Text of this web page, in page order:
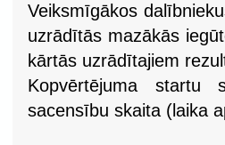
Veiksmīgākos
uzrādītās mazākās
kārtās uzrādītajiem
Kopvērtējuma startu
sacensību skaita (laika